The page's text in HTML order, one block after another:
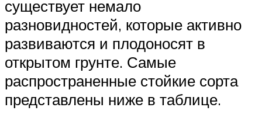
существует немало
разновидностей, которые активно
развиваются и плодоносят в
открытом грунте. Самые
распространенные стойкие сорта
представлены ниже в таблице.